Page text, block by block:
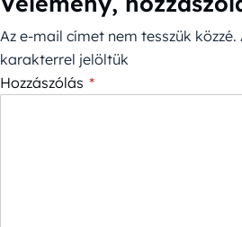
Az e-mail címet nem tesszük közzé.
karakterrel jelöltük
Hozzászólás *